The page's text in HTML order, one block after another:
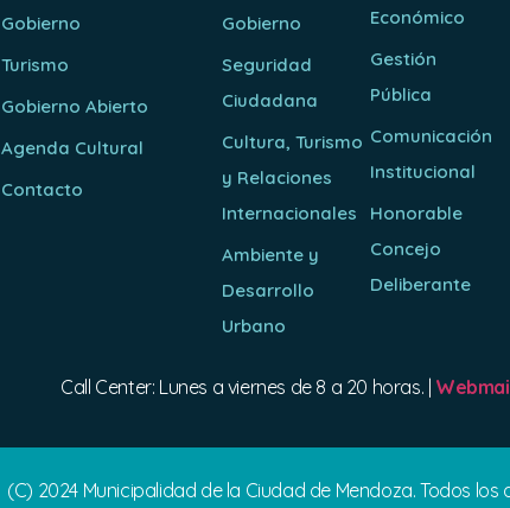
Gobierno
Turismo
Gobierno Abierto
Agenda Cultural
Contacto
Gobierno
Seguridad
Ciudadana
Cultura, Turismo
y Relaciones
Internacionales
Ambiente y
Desarrollo
Urbano
Económico
Gestión
Pública
Comunicación
Institucional
Honorable
Concejo
Deliberante
Call Center: Lunes a viernes de 8 a 20 horas. |
(C) 2024 Municipalidad de la Ciudad de Mendoza. Todos